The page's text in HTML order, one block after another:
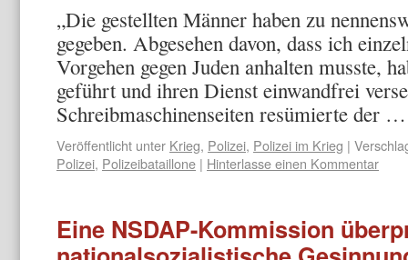
„Die gestellten Männer haben zu
gegeben. Abgesehen davon, dass ich
Vorgehen gegen Juden anhalten musste,
geführt und ihren Dienst einwandfrei
Schreibmaschinenseiten resümierte der
Veröffentlicht unter Krieg, Polizei, Polizei im Krieg |
Polizei, Polizeibataillone | Hinterlasse einen Kommentar
Eine NSDAP-Kommission